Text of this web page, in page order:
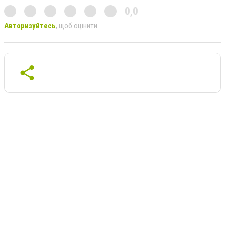
0,0
Авторизуйтесь, щоб оцінити